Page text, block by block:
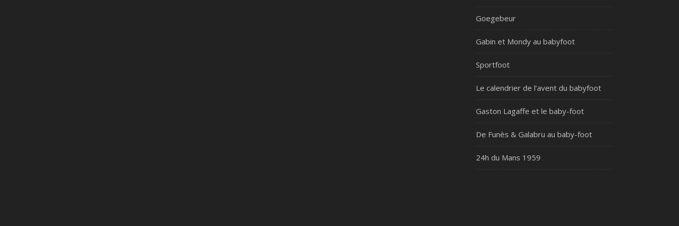
Goegebeur
Gabin et Mondy au babyfoot
Sportfoot
Le calendrier de l’avent du babyfoot
Gaston Lagaffe et le baby-foot
De Funès & Galabru au baby-foot
24h du Mans 1959